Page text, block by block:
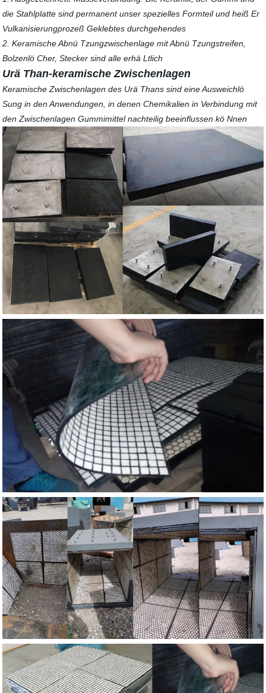
die Stahlplatte sind permanent unser spezielles Formteil und heiß Er
Vulkanisierungprozeß Geklebtes durchgehendes
2. Keramische Abnü Tzungzwischenlage mit Abnü Tzungstreifen,
Bolzenlö Cher, Stecker sind alle erhä Ltlich
Urä Than-keramische Zwischenlagen
Keramische Zwischenlagen des Urä Thans sind eine Ausweichlö
Sung in den Anwendungen, in denen Chemikalien in Verbindung mit
den Zwischenlagen Gummimittel nachteilig beeinflussen kö Nnen